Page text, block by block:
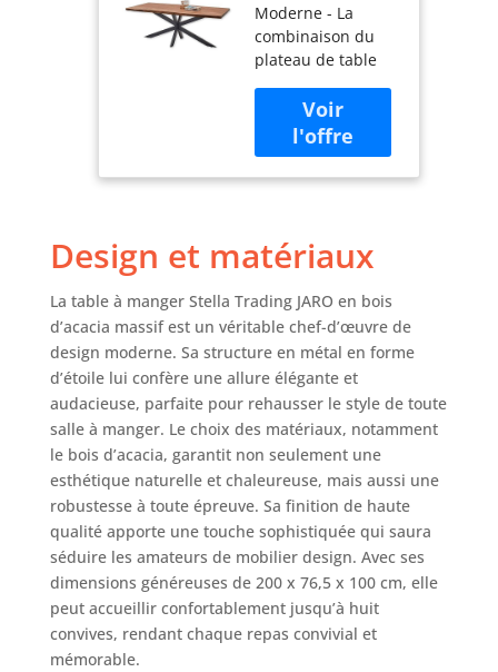
Massif-Table
qualité
supérieure
avec Structure
en métal en
Forme d'étoile
pour Votre
Salle à Manger,
Moderne - La
combinaison du
plateau de table
massif en bois
d'acacia de 55 mm
d'épaisseur et du
cadre en métal en
forme d'étoile crée
naturelle et de
raffinement
industriel. Durable
- Le plateau de
table de 55 mm
d'épaisseur en
bois d'acacia
massif avec un
doublement
supplémentaire
est durable et
résistant. Structure
en métal noir en
forme d'étoile pour
plus de stabilité.
Polyvalent - La
table à manger
s'adapte
Design et matériaux
La table à manger Stella Trading JARO en bois
d’acacia massif est un véritable chef-d’œuvre de
design moderne. Sa structure en métal en forme
d’étoile lui confère une allure élégante et
audacieuse, parfaite pour rehausser le style de toute
salle à manger. Le choix des matériaux, notamment
le bois d’acacia, garantit non seulement une
esthétique naturelle et chaleureuse, mais aussi une
robustesse à toute épreuve. Sa finition de haute
qualité apporte une touche sophistiquée qui saura
séduire les amateurs de mobilier design. Avec ses
dimensions généreuses de 200 x 76,5 x 100 cm, elle
peut accueillir confortablement jusqu’à huit
convives, rendant chaque repas convivial et
mémorable.